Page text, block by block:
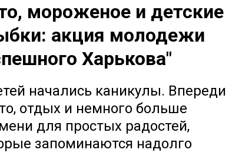
мороженое и детские
акция молодежи
Харькова"
начались каникулы. Впереди
отдых и немного больше
для простых радостей,
запоминаются надолго